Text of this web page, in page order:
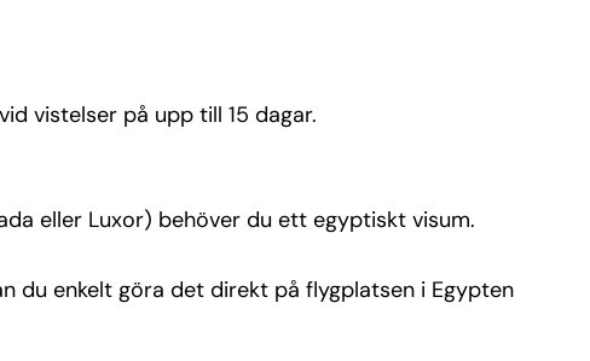
vistelser på upp till 15 dagar.
eller Luxor) behöver du ett egyptiskt visum.
du enkelt göra det direkt på flygplatsen i Egypten